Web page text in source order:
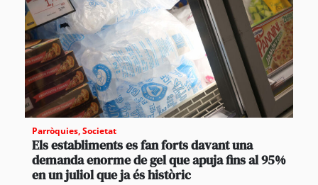
Parròquies,Societat
Els establiments es fan forts davant una
demanda enorme de gel que apuja fins al 95%
en un juliol que ja és històric